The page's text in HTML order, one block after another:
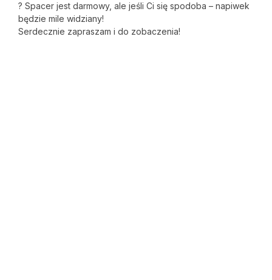
? Spacer jest darmowy, ale jeśli Ci się spodoba – napiwek
będzie mile widziany!
Serdecznie zapraszam i do zobaczenia!